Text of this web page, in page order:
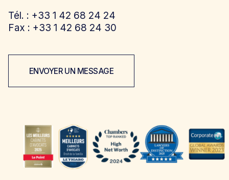
Tél. : +33 1 42 68 24 24
Fax : +33 1 42 68 24 30
ENVOYER UN MESSAGE